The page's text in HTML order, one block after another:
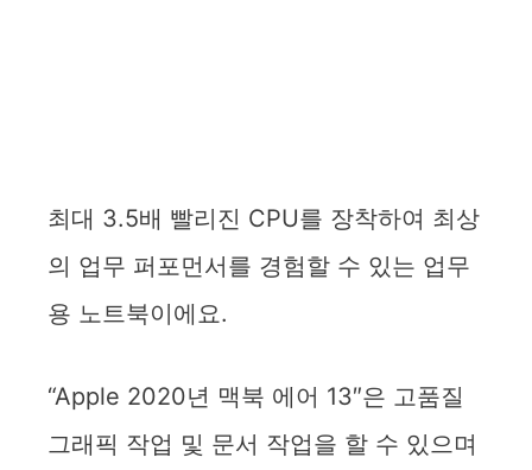
최대 3.5배 빨리진 CPU를 장착하여 최상
의 업무 퍼포먼서를 경험할 수 있는 업무
용 노트북이에요.
“Apple 2020년 맥북 에어 13″은 고품질
그래픽 작업 및 문서 작업을 할 수 있으며